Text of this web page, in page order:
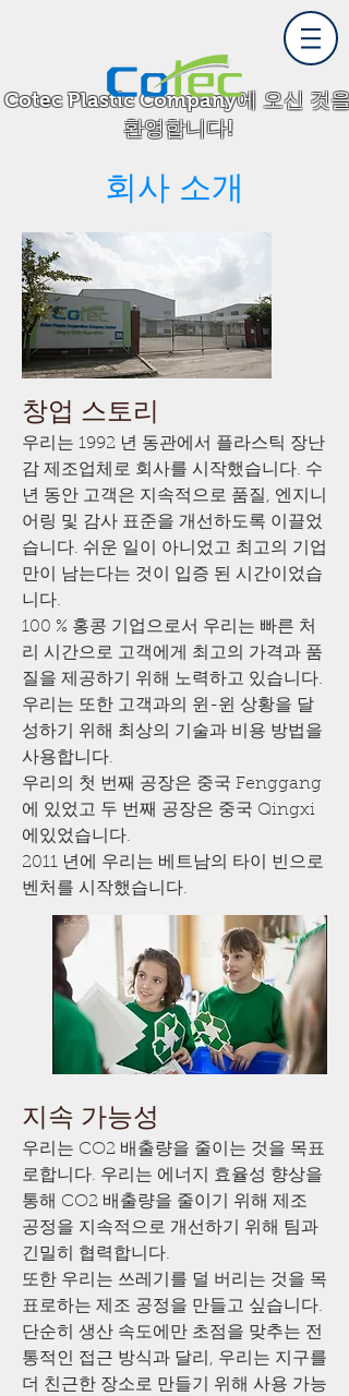
Cotec Plastic Company에 오신 것을
환영합니다!
회사 소개
창업 스토리
우리는 1992 년 동관에서 플라스틱 장난
감 제조업체로 회사를 시작했습니다. 수
년 동안 고객은 지속적으로 품질, 엔지니
어링 및 감사 표준을 개선하도록 이끌었
습니다. 쉬운 일이 아니었고 최고의 기업
만이 남는다는 것이 입증 된 시간이었습
니다.
100 % 홍콩 기업으로서 우리는 빠른 처
리 시간으로 고객에게 최고의 가격과 품
질을 제공하기 위해 노력하고 있습니다.
우리는 또한 고객과의 윈-윈 상황을 달
성하기 위해 최상의 기술과 비용 방법을
사용합니다.
우리의 첫 번째 공장은 중국 Fenggang
에 있었고 두 번째 공장은 중국 Qingxi
에있었습니다.
2011 년에 우리는 베트남의 타이 빈으로
벤처를 시작했습니다.
지속 가능성
우리는 CO2 배출량을 줄이는 것을 목표
로합니다. 우리는 에너지 효율성 향상을
통해 CO2 배출량을 줄이기 위해 제조
공정을 지속적으로 개선하기 위해 팀과
긴밀히 협력합니다.
또한 우리는 쓰레기를 덜 버리는 것을 목
표로하는 제조 공정을 만들고 싶습니다.
단순히 생산 속도에만 초점을 맞추는 전
통적인 접근 방식과 달리, 우리는 지구를
더 친근한 장소로 만들기 위해 사용 가능